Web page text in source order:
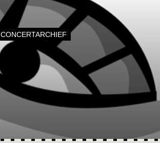
CONCERTARCHIEF